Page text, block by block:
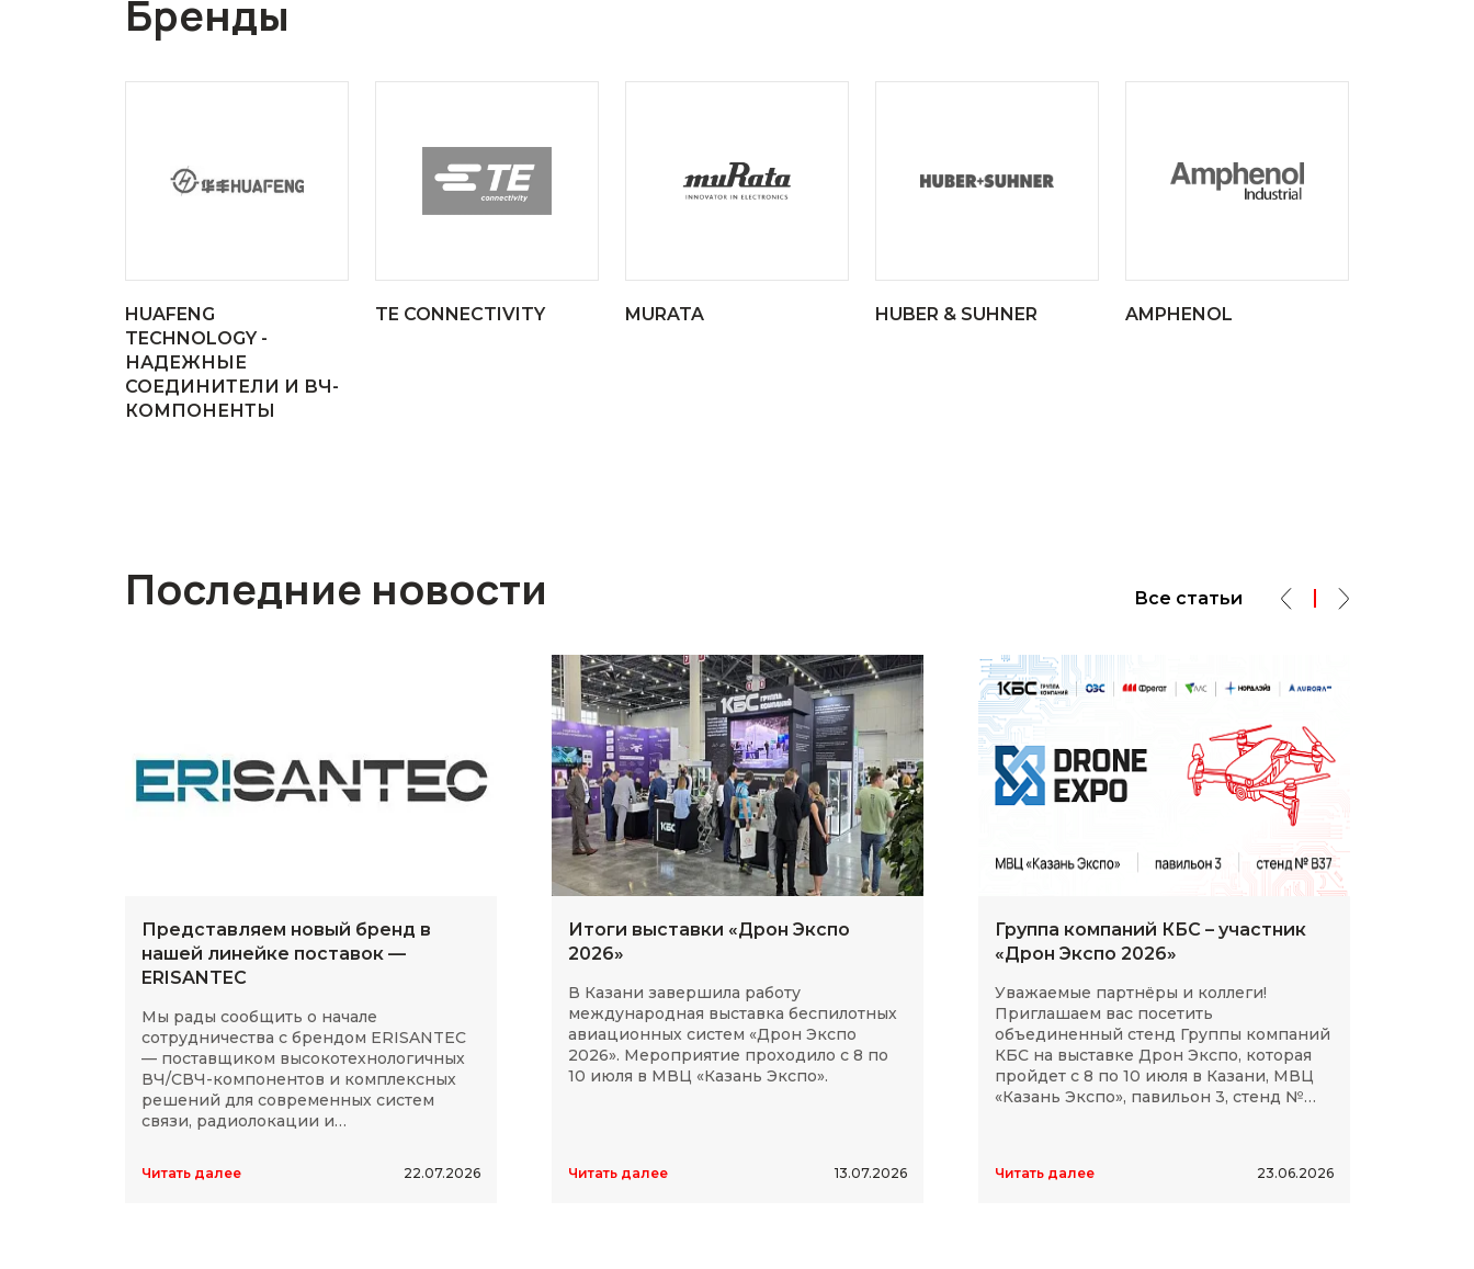
Бренды
HUAFENG
TECHNOLOGY -
НАДЕЖНЫЕ
СОЕДИНИТЕЛИ И ВЧ-
КОМПОНЕНТЫ
TE CONNECTIVITY MURATA HUBER & SUHNER AMPHENOL
Последние новости Все статьи
Представляем новый бренд в
нашей линейке поставок —
ERISANTEC
Мы рады сообщить о начале
сотрудничества с брендом ERISANTEC
— поставщиком высокотехнологичных
ВЧ/СВЧ-компонентов и комплексных
решений для современных систем
связи, радиолокации и
Читать далее 22.07.2026
Итоги выставки «Дрон Экспо
2026»
В Казани завершила работу
международная выставка беспилотных
авиационных систем «Дрон Экспо
2026». Мероприятие проходило с 8 по
10 июля в МВЦ «Казань Экспо».
Читать далее 13.07.2026
Группа компаний КБС – участник
«Дрон Экспо 2026»
Уважаемые партнёры и коллеги!
Приглашаем вас посетить
объединенный стенд Группы компаний
КБС на выставке Дрон Экспо, которая
пройдет с 8 по 10 июля в Казани, МВЦ
«Казань Экспо», павильон 3, стенд №
Читать далее 23.06.2026